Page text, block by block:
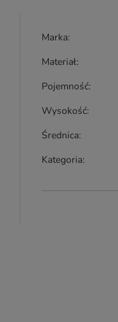
Marka
Materiał
Pojemność
Wysokość
Średnica
Kategoria